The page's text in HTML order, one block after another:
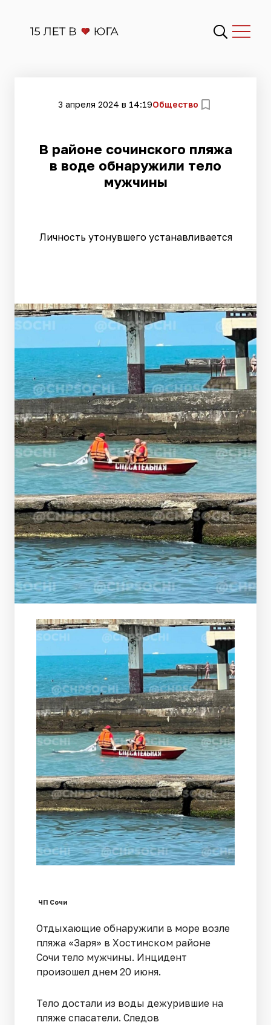
3 апреля 2024 в 14:19Общество
В районе сочинского пляжа
в воде обнаружили тело
мужчины
Личность утонувшего устанавливается
ЧП Сочи
Отдыхающие обнаружили в море возле
пляжа «Заря» в Хостинском районе
Сочи тело мужчины. Инцидент
произошел днем 20 июня.
Тело достали из воды дежурившие на
пляже спасатели. Следов